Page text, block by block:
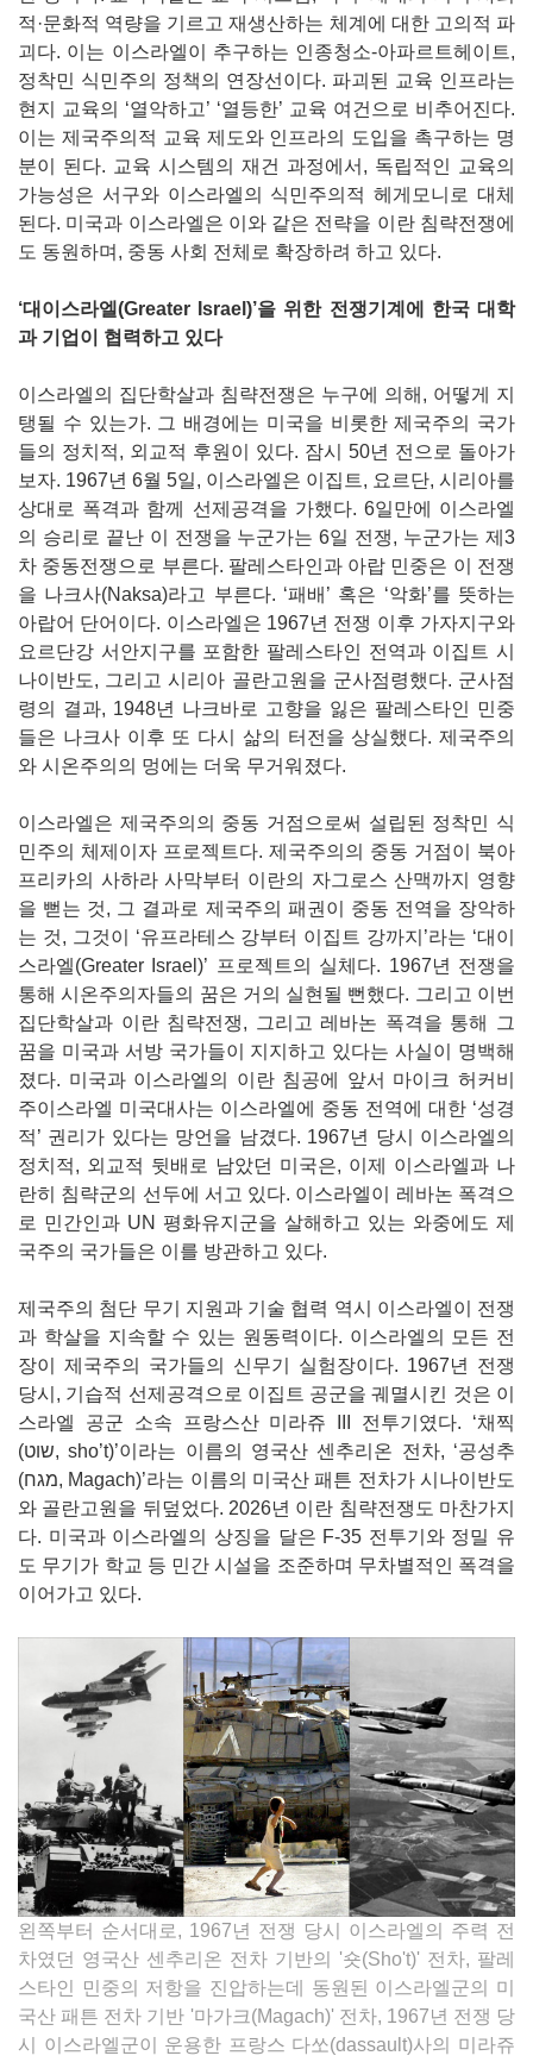
적·문화적 역량을 기르고 재생산하는 체계에 대한 고의적 파
괴다. 이는 이스라엘이 추구하는 인종청소-아파르트헤이트,
정착민 식민주의 정책의 연장선이다. 파괴된 교육 인프라는
현지 교육의 ‘열악하고’ ‘열등한’ 교육 여건으로 비추어진다.
이는 제국주의적 교육 제도와 인프라의 도입을 촉구하는 명
분이 된다. 교육 시스템의 재건 과정에서, 독립적인 교육의
가능성은 서구와 이스라엘의 식민주의적 헤게모니로 대체
된다. 미국과 이스라엘은 이와 같은 전략을 이란 침략전쟁에
도 동원하며, 중동 사회 전체로 확장하려 하고 있다.
‘대이스라엘(Greater Israel)’을 위한 전쟁기계에 한국 대학
과 기업이 협력하고 있다
이스라엘의 집단학살과 침략전쟁은 누구에 의해, 어떻게 지
탱될 수 있는가. 그 배경에는 미국을 비롯한 제국주의 국가
들의 정치적, 외교적 후원이 있다. 잠시 50년 전으로 돌아가
보자. 1967년 6월 5일, 이스라엘은 이집트, 요르단, 시리아를
상대로 폭격과 함께 선제공격을 가했다. 6일만에 이스라엘
의 승리로 끝난 이 전쟁을 누군가는 6일 전쟁, 누군가는 제3
차 중동전쟁으로 부른다. 팔레스타인과 아랍 민중은 이 전쟁
을 나크사(Naksa)라고 부른다. ‘패배’ 혹은 ‘악화’를 뜻하는
아랍어 단어이다. 이스라엘은 1967년 전쟁 이후 가자지구와
요르단강 서안지구를 포함한 팔레스타인 전역과 이집트 시
나이반도, 그리고 시리아 골란고원을 군사점령했다. 군사점
령의 결과, 1948년 나크바로 고향을 잃은 팔레스타인 민중
들은 나크사 이후 또 다시 삶의 터전을 상실했다. 제국주의
와 시온주의의 멍에는 더욱 무거워졌다.
이스라엘은 제국주의의 중동 거점으로써 설립된 정착민 식
민주의 체제이자 프로젝트다. 제국주의의 중동 거점이 북아
프리카의 사하라 사막부터 이란의 자그로스 산맥까지 영향
을 뻗는 것, 그 결과로 제국주의 패권이 중동 전역을 장악하
는 것, 그것이 ‘유프라테스 강부터 이집트 강까지’라는 ‘대이
스라엘(Greater Israel)’ 프로젝트의 실체다. 1967년 전쟁을
통해 시온주의자들의 꿈은 거의 실현될 뻔했다. 그리고 이번
집단학살과 이란 침략전쟁, 그리고 레바논 폭격을 통해 그
꿈을 미국과 서방 국가들이 지지하고 있다는 사실이 명백해
졌다. 미국과 이스라엘의 이란 침공에 앞서 마이크 허커비
주이스라엘 미국대사는 이스라엘에 중동 전역에 대한 ‘성경
적’ 권리가 있다는 망언을 남겼다. 1967년 당시 이스라엘의
정치적, 외교적 뒷배로 남았던 미국은, 이제 이스라엘과 나
란히 침략군의 선두에 서고 있다. 이스라엘이 레바논 폭격으
로 민간인과 UN 평화유지군을 살해하고 있는 와중에도 제
국주의 국가들은 이를 방관하고 있다.
제국주의 첨단 무기 지원과 기술 협력 역시 이스라엘이 전쟁
과 학살을 지속할 수 있는 원동력이다. 이스라엘의 모든 전
장이 제국주의 국가들의 신무기 실험장이다. 1967년 전쟁
당시, 기습적 선제공격으로 이집트 공군을 궤멸시킨 것은 이
스라엘 공군 소속 프랑스산 미라쥬 III 전투기였다. ‘채찍
(שוט, sho’t)’이라는 이름의 영국산 센추리온 전차, ‘공성추
(מגח, Magach)’라는 이름의 미국산 패튼 전차가 시나이반도
와 골란고원을 뒤덮었다. 2026년 이란 침략전쟁도 마찬가지
다. 미국과 이스라엘의 상징을 달은 F-35 전투기와 정밀 유
도 무기가 학교 등 민간 시설을 조준하며 무차별적인 폭격을
이어가고 있다.
왼쪽부터 순서대로, 1967년 전쟁 당시 이스라엘의 주력 전
차였던 영국산 센추리온 전차 기반의 '숏(Sho't)' 전차, 팔레
스타인 민중의 저항을 진압하는데 동원된 이스라엘군의 미
국산 패튼 전차 기반 '마가크(Magach)' 전차, 1967년 전쟁 당
시 이스라엘군이 운용한 프랑스 다쏘(dassault)사의 미라쥬